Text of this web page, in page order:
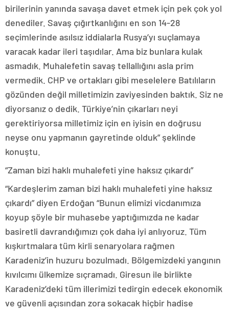
birilerinin yanında savaşa davet etmek için pek çok yol
denediler. Savaş çığırtkanlığını en son 14-28
seçimlerinde asılsız iddialarla Rusya’yı suçlamaya
varacak kadar ileri taşıdılar. Ama biz bunlara kulak
asmadık. Muhalefetin savaş tellallığını asla prim
vermedik. CHP ve ortakları gibi meselelere Batılıların
gözünden değil milletimizin zaviyesinden baktık. Siz ne
diyorsanız o dedik. Türkiye’nin çıkarları neyi
gerektiriyorsa milletimiz için en iyisin en doğrusu
neyse onu yapmanın gayretinde olduk” şeklinde
konuştu.
“Zaman bizi haklı muhalefeti yine haksız çıkardı”
“Kardeşlerim zaman bizi haklı muhalefeti yine haksız
çıkardı” diyen Erdoğan “Bunun elimizi vicdanımıza
koyup şöyle bir muhasebe yaptığımızda ne kadar
basiretli davrandığımızı çok daha iyi anlıyoruz. Tüm
kışkırtmalara tüm kirli senaryolara rağmen
Karadeniz’in huzuru bozulmadı. Bölgemizdeki yangının
kıvılcımı ülkemize sıçramadı. Giresun ile birlikte
Karadeniz’deki tüm illerimizi tedirgin edecek ekonomik
ve güvenli açısından zora sokacak hiçbir hadise